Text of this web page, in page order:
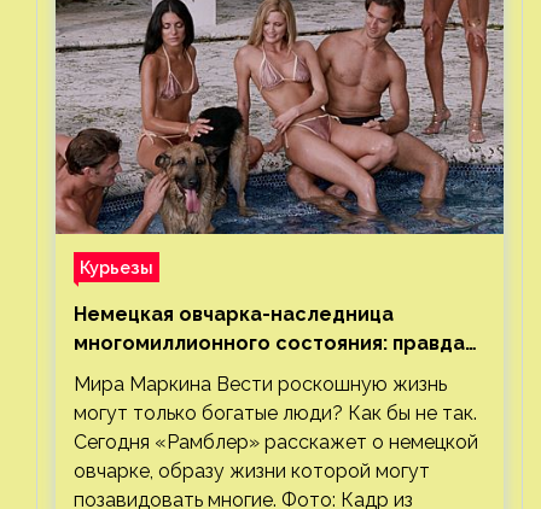
Курьезы
Немецкая овчарка-наследница
многомиллионного состояния: правда
или миф
Мира Маркина Вести роскошную жизнь
могут только богатые люди? Как бы не так.
Сегодня «Рамблер» расскажет о немецкой
овчарке, образу жизни которой могут
позавидовать многие. Фото: Кадр из